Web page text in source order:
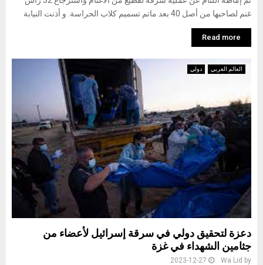
غنم لصاحبها من أصل 40 بعد ماتم تسميم كلاب الحراسة. و أذنت النيابة
Read more
العالم العربي دولي
دعزة لتحقيق دولي في سرقة إسرائيل لأعضاء من
جثامين الشهداء في غزة
by
Wa Lid
2023-12-27